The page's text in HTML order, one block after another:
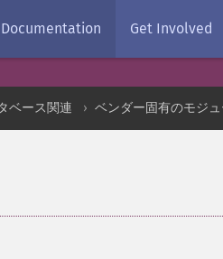
Documentation Get Involved
ベース関連 ベンダー固有のモジ